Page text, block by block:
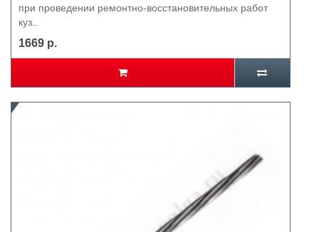
при проведении ремонтно-восстановительных работ
куз..
1669 р.